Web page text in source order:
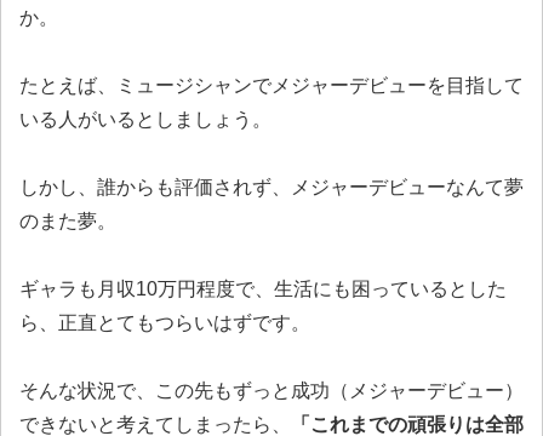
か。
たとえば、ミュージシャンでメジャーデビューを目指して
いる人がいるとしましょう。
しかし、誰からも評価されず、メジャーデビューなんて夢
のまた夢。
ギャラも月収10万円程度で、生活にも困っているとした
ら、正直とてもつらいはずです。
そんな状況で、この先もずっと成功（メジャーデビュー）
できないと考えてしまったら、
「これまでの頑張りは全部